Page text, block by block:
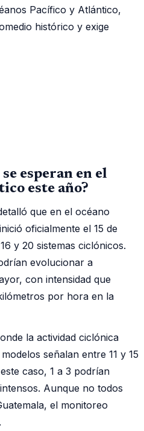
Pacífico y Atlántico,
histórico y exige
esperan en el
este año?
que en el océano
oficialmente el 15 de
y 20 sistemas ciclónicos.
evolucionar a
con intensidad que
por hora en la
la actividad ciclónica
señalan entre 11 y 15
caso, 1 a 3 podrían
Aunque no todos
el monitoreo